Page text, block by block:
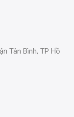
Tân Bình, TP Hồ